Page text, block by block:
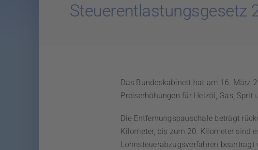
Steuerentlastungsgesetz
Das Bundeskabinett hat am 16. März
Preiserhöhungen für Heizöl, Gas,
Die Entfernungspauschale beträgt
Kilometer, bis zum 20. Kilometer sind
Lohnsteuerabzugsverfahren